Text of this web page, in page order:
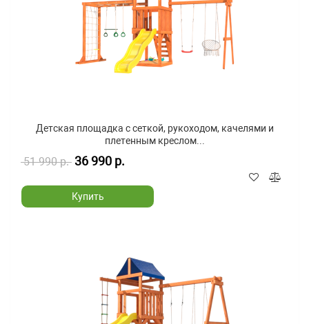
Детская площадка с сеткой, рукоходом, качелями и
плетенным креслом...
51 990 р. 36 990 р.
Купить